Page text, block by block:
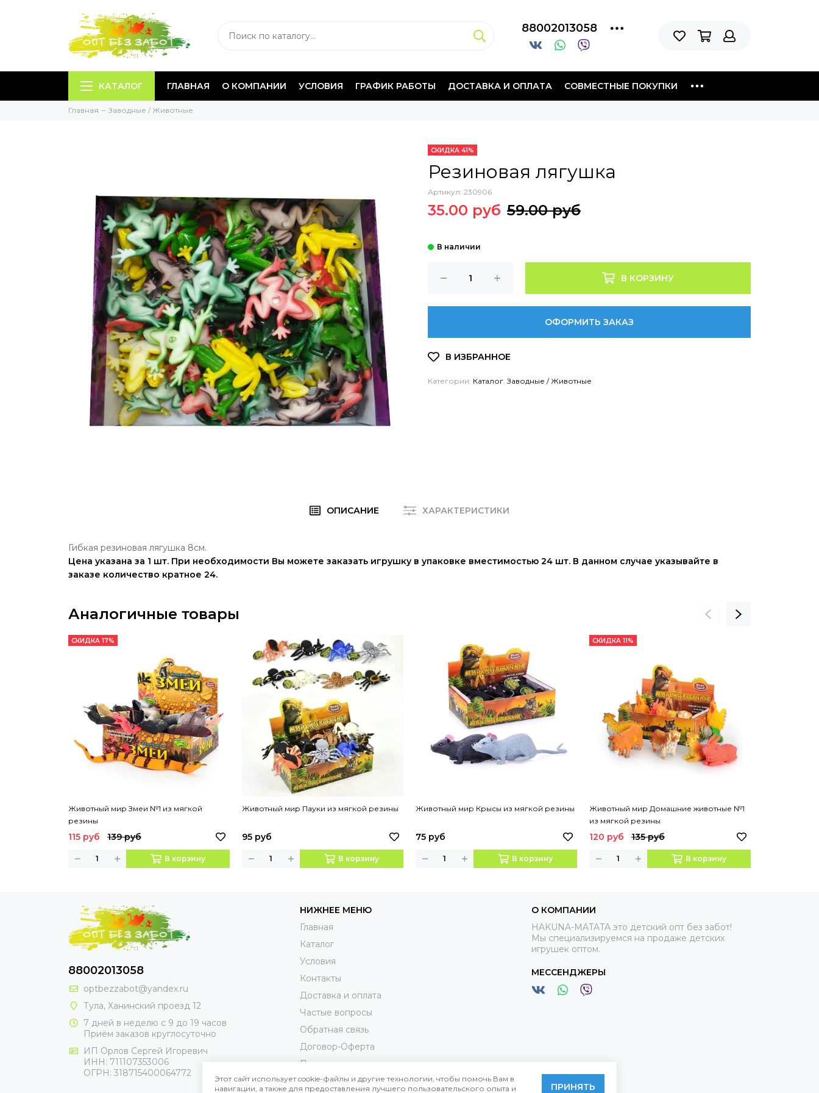
88002013058
КАТАЛОГ ГЛАВНАЯ О КОМПАНИИ УСЛОВИЯ ГРАФИК РАБОТЫ ДОСТАВКА И ОПЛАТА СОВМЕСТНЫЕ ПОКУПКИ
Главная Заводные / Животные
СКИДКА 41%
Резиновая лягушка
Артикул: 230906
35.00 руб 59.00 руб
В КОРЗИНУ
ОФОРМИТЬ ЗАКАЗ
Категории: Каталог ,Заводные / Животные
ОПИСАНИЕ ХАРАКТЕРИСТИКИ
Гибкая резиновая лягушка 8см.
Цена указана за 1 шт. При необходимости Вы можете заказать игрушку в упаковке вместимостью 24 шт. В данном случае указывайте в
заказе количество кратное 24.
Аналогичные товары
СКИДКА 17%
Животный мир Змеи №1 из мягкой
резины
115 руб 139 руб
В корзину
Животный мир Пауки из мягкой резины
95 руб
В корзину
Животный мир Крысы из мягкой резины
75 руб
В корзину
СКИДКА 11%
Животный мир Домашние животные №1
из мягкой резины
120 руб 135 руб
В корзину
88002013058
optbezzabot@yandex.ru
Тула, Ханинский проезд 12
7 дней в неделю с 9 до 19 часов
Приём заказов круглосуточно
ИП Орлов Сергей Игоревич
ИНН: 711107353006
ОГРН: 318715400064772
НИЖНЕЕ МЕНЮ
Главная
Каталог
Условия
Контакты
Доставка и оплата
Частые вопросы
Обратная связь
Договор-Оферта
Пользовательское соглашениие
Политика конфиденциальности
О КОМПАНИИ
HAKUNA-MATATA это детский опт без забот!
Мы специализируемся на продаже детских
игрушек оптом.
МЕССЕНДЖЕРЫ
Этот сайт использует cookie-файлы и другие технологии, чтобы помочь Вам в
навигации, а также для предоставления лучшего пользовательского опыта и
ПРИНЯТЬ